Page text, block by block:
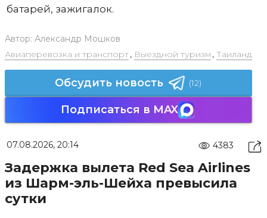
батарей, зажигалок.
Автор: Александр Мошков
Авиаперевозка и транспорт, Выездной туризм , Таиланд
Обсудить новость (12)
Подписаться в MAX
07.08.2026, 20:14 4383
Задержка вылета Red Sea Airlines
из Шарм-эль-Шейха превысила
сутки